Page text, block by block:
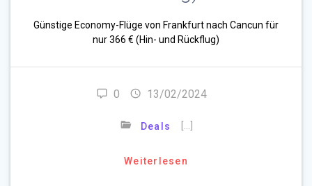
Günstige Economy-Flüge von Frankfurt nach Cancun für
nur 366 € (Hin- und Rückflug)
0 13/02/2024
Deals
Weiterlesen